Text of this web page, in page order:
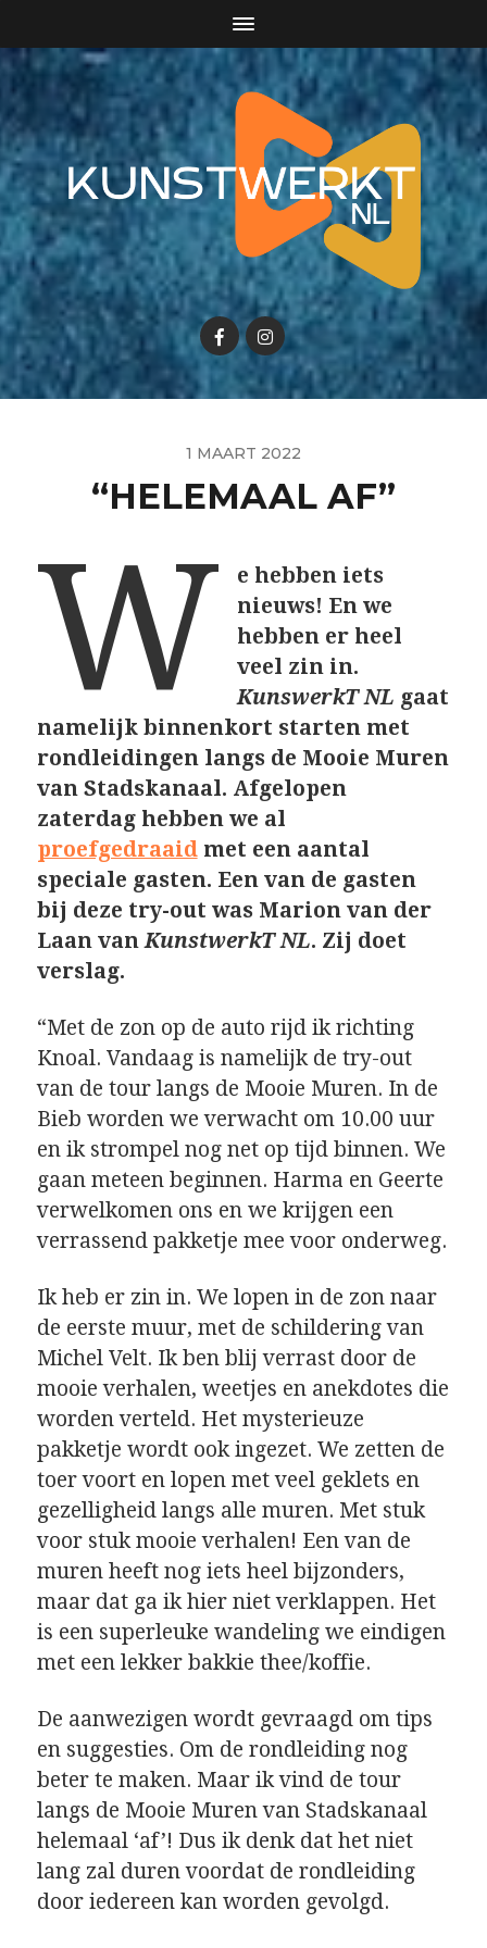
1 MAART 2022
“HELEMAAL AF”
W
e hebben iets
nieuws! En we
hebben er heel
veel zin in.
KunswerkT NL gaat
namelijk binnenkort starten met
rondleidingen langs de Mooie Muren
van Stadskanaal. Afgelopen
zaterdag hebben we al
proefgedraaidmet een aantal
speciale gasten. Een van de gasten
bij deze try-out was Marion van der
Laan vanKunstwerkT NL. Zij doet
verslag.
“Met de zon op de auto rijd ik richting
Knoal. Vandaag is namelijk de try-out
van de tour langs de Mooie Muren. In de
Bieb worden we verwacht om 10.00 uur
en ik strompel nog net op tijd binnen. We
gaan meteen beginnen. Harma en Geerte
verwelkomen ons en we krijgen een
verrassend pakketje mee voor onderweg.
Ik heb er zin in. We lopen in de zon naar
de eerste muur, met de schildering van
Michel Velt. Ik ben blij verrast door de
mooie verhalen, weetjes en anekdotes die
worden verteld. Het mysterieuze
pakketje wordt ook ingezet. We zetten de
toer voort en lopen met veel geklets en
gezelligheid langs alle muren. Met stuk
voor stuk mooie verhalen! Een van de
muren heeft nog iets heel bijzonders,
maar dat ga ik hier niet verklappen. Het
is een superleuke wandeling we eindigen
met een lekker bakkie thee/koffie.
De aanwezigen wordt gevraagd om tips
en suggesties. Om de rondleiding nog
beter te maken. Maar ik vind de tour
langs de Mooie Muren van Stadskanaal
helemaal ‘af’! Dus ik denk dat het niet
lang zal duren voordat de rondleiding
door iedereen kan worden gevolgd.